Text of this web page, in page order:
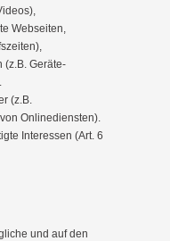
Webseiten,
(z.B. Geräte-
(z.B.
Onlinediensten).
Interessen (Art. 6
und auf den